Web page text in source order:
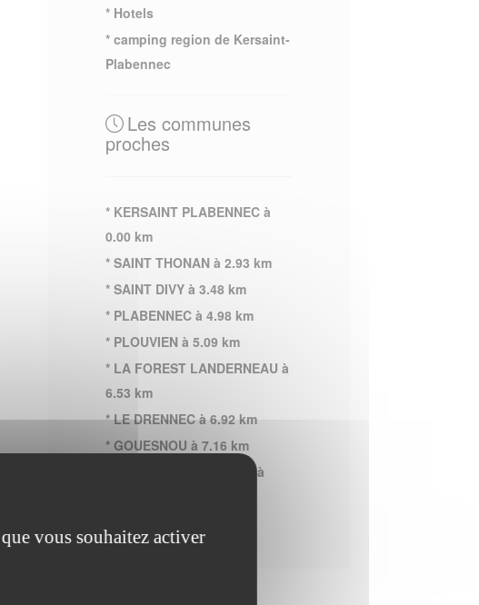
* Hotels
* camping region de Kersaint-
Plabennec
Les communes
proches
* KERSAINT PLABENNEC à
0.00 km
* SAINT THONAN à 2.93 km
* SAINT DIVY à 3.48 km
* PLABENNEC à 4.98 km
* PLOUVIEN à 5.09 km
* LA FOREST LANDERNEAU à
6.53 km
* LE DRENNEC à 6.92 km
* GOUESNOU à 7.16 km
* LE RELECQ KERHUON à
vous souhaitez activer